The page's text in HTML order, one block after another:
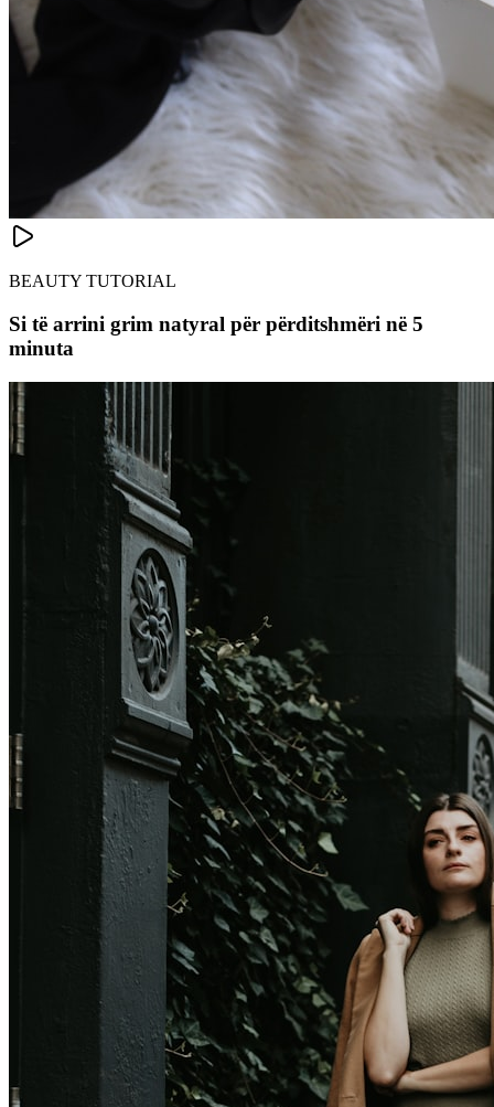
BEAUTY TUTORIAL
Si të arrini grim natyral për përditshmëri në 5
minuta